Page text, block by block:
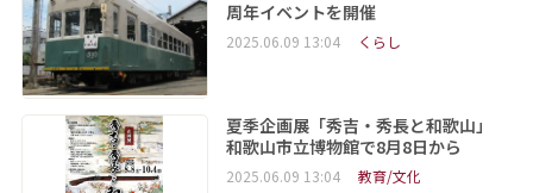
周年イベントを開催
2025.06.09 13:04 くらし
夏季企画展「秀吉・秀長と和歌山」
和歌山市立博物館で8月8日から
2025.06.09 13:04 教育/文化